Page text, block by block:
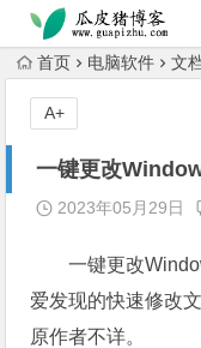
跳转到主内容
首页 电脑软件 文
一键更改
2023年05月29日
一键更改
爱发现的快速修改
原作者不详。
A+